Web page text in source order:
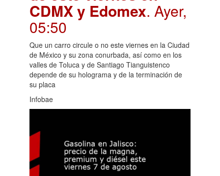
CDMX y Edomex. Ayer,
05:50
Que un carro circule o no este viernes en la Ciudad
de México y su zona conurbada, así como en los
valles de Toluca y de Santiago Tianguistenco
depende de su holograma y de la terminación de
su placa
Infobae